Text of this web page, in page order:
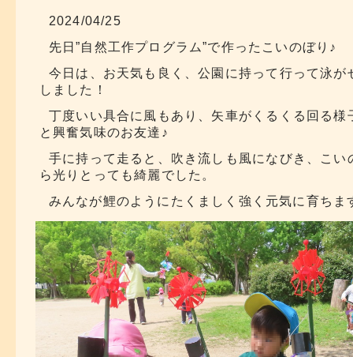
2024/04/25
先日”自然工作プログラム”で作ったこいのぼり♪
今日は、お天気も良く、公園に持って行って泳が
しました！
丁度いい具合に風もあり、矢車がくるくる回る様
と興奮気味のお友達♪
手に持って走ると、吹き流しも風になびき、こい
ら光りとっても綺麗でした。
みんなが鯉のようにたくましく強く元気に育ちま